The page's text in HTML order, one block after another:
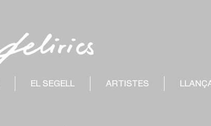
EL SEGELL ARTISTES